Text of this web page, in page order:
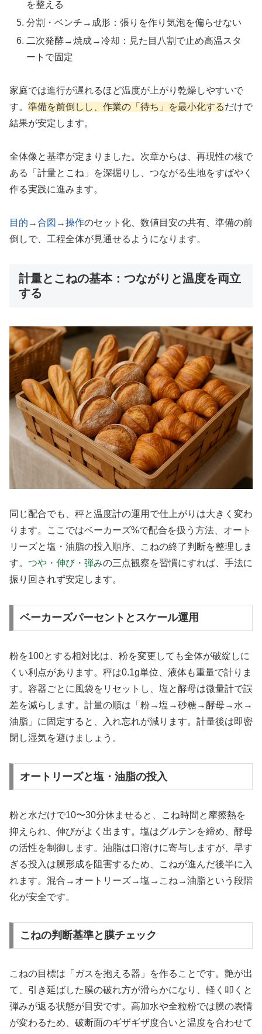
を整える
分割・ベンチ→成形：張りを作り気泡を偏らせない
二次発酵→焼成→冷却：見た目八割で止め高温スタ
ートで固定
家庭では進行が遅れるほど温度が上がり乾燥しやすいで
す。 準備を前倒しし、作業の「待ち」を最小化するだけで
結果が安定します。
全体像と基準が定まりました。次章からは、再現性の核で
ある「計量とこね」を深掘りし、つながる生地をすばやく
作る実践に進みます。
目的→合図→操作のセット化、数値目安の共有、準備の前
倒しで、工程全体が見通せるようになります。
計量とこねの基本：つながりと温度を両立
する
同じ配合でも、秤と温度計の運用で仕上がりは大きく変わ
ります。ここではベーカーズ%で配合を扱う方法、オート
リーズと塩・油脂の投入順序、こねの終了判断を整理しま
す。 つや・伸び・弾みの三点観察を習慣にすれば、手法に
振り回されず安定します。
ベーカーズパーセントとスケール運用
粉を100とする相対比は、粉を変更しても全体が破綻しに
くい利点があります。秤は0.1g単位、液体も重量で計りま
す。容器ごとに風袋をリセットし、塩と酵母は微量計で誤
差を減らします。計量の順は「粉→塩→砂糖→酵母→水→
油脂」に固定すると、入れ忘れが減ります。計量後は即密
閉し湿気を避けましょう。
オートリーズと塩・油脂の投入
粉と水だけで10〜30分休ませると、こね時間と摩擦熱を
抑えられ、伸びがよく出ます。塩はグルテンを締め、酵母
の活性を制御します。油脂は口溶けに寄与しますが、早す
ぎる投入は膜形成を阻害するため、こねが進んだ後半に入
れます。混合→オートリーズ→塩→こね→油脂という段階
化が安全です。
こねの判断基準と膜チェック
こねの目標は「ガスを抱える器」を作ることです。艶が出
て、引き延ばした膜の破れ方が滑らかになり、軽く叩くと
弾みが返る状態が目安です。高加水や全粒粉では膜の表情
が変わるため、破断面のギザギザ度合いと温度を合わせて